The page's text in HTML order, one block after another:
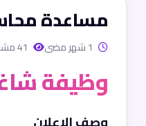
مساعدة
وظيفة